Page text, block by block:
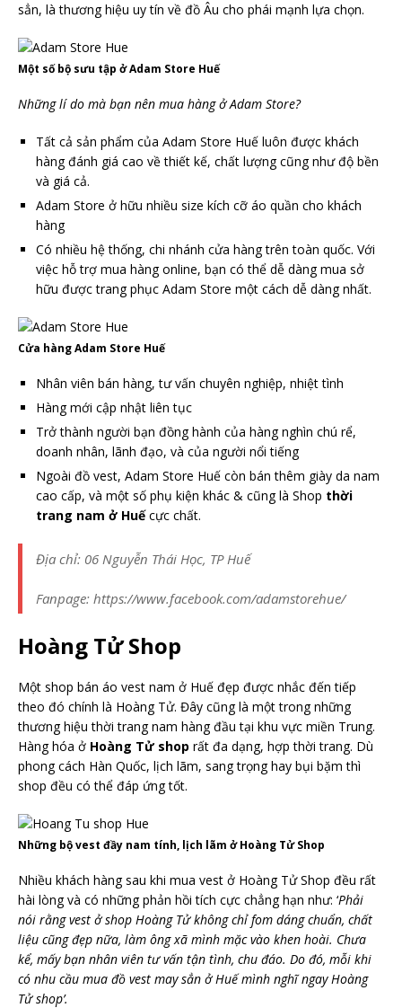
sẳn, là thương hiệu uy tín về đồ Âu cho phái mạnh lựa chọn.
Một số bộ sưu tập ở Adam Store Huế
Những lí do mà bạn nên mua hàng ở Adam Store?
Tất cả sản phẩm của Adam Store Huế luôn được khách
hàng đánh giá cao về thiết kế, chất lượng cũng như độ bền
và giá cả.
Adam Store ở hữu nhiều size kích cỡ áo quần cho khách
hàng
Có nhiều hệ thống, chi nhánh cửa hàng trên toàn quốc. Với
việc hỗ trợ mua hàng online, bạn có thể dễ dàng mua sở
hữu được trang phục Adam Store một cách dễ dàng nhất.
Cửa hàng Adam Store Huế
Nhân viên bán hàng, tư vấn chuyên nghiệp, nhiệt tình
Hàng mới cập nhật liên tục
Trở thành người bạn đồng hành của hàng nghìn chú rể,
doanh nhân, lãnh đạo, và của người nổi tiếng
Ngoài đồ vest, Adam Store Huế còn bán thêm giày da nam
cao cấp, và một số phụ kiện khác & cũng là Shop thời
trang nam ở Huếcực chất.
Địa chỉ: 06 Nguyễn Thái Học, TP Huế
Fanpage: https://www.facebook.com/adamstorehue/
Hoàng Tử Shop
Một shop bán áo vest nam ở Huế đẹp được nhắc đến tiếp
theo đó chính là Hoàng Tử. Đây cũng là một trong những
thương hiệu thời trang nam hàng đầu tại khu vực miền Trung.
Hàng hóa ở Hoàng Tử shop rất đa dạng, hợp thời trang. Dù
phong cách Hàn Quốc, lịch lãm, sang trọng hay bụi bặm thì
shop đều có thể đáp ứng tốt.
Những bộ vest đầy nam tính, lịch lãm ở Hoàng Tử Shop
Nhiều khách hàng sau khi mua vest ở Hoàng Tử Shop đều rất
hài lòng và có những phản hồi tích cực chẳng hạn như: ‘Phải
nói rằng vest ở shop Hoàng Tử không chỉ fom dáng chuẩn, chất
liệu cũng đẹp nữa, làm ông xã mình mặc vào khen hoài. Chưa
kể, mấy bạn nhân viên tư vấn tận tình, chu đáo. Do đó, mỗi khi
có nhu cầu mua đồ vest may sẳn ở Huế mình nghĩ ngay Hoàng
Tử shop’.